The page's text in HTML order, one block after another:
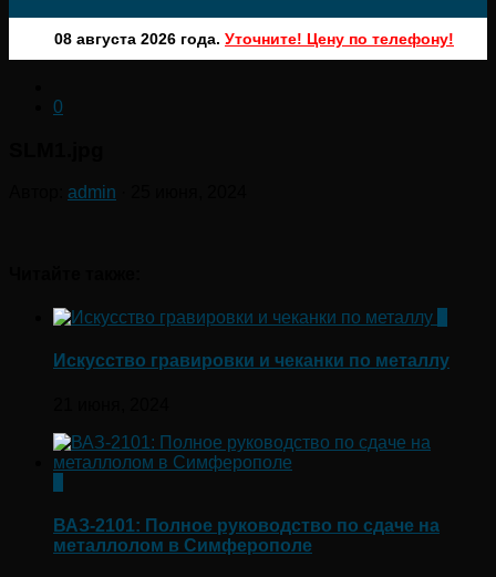
08 августа 2026 года. Уточните! Цену по телефону!
0
admin
Искусство гравировки и чеканки по металлу
ВАЗ-2101: Полное руководство по сдаче на
металлолом в Симферополе